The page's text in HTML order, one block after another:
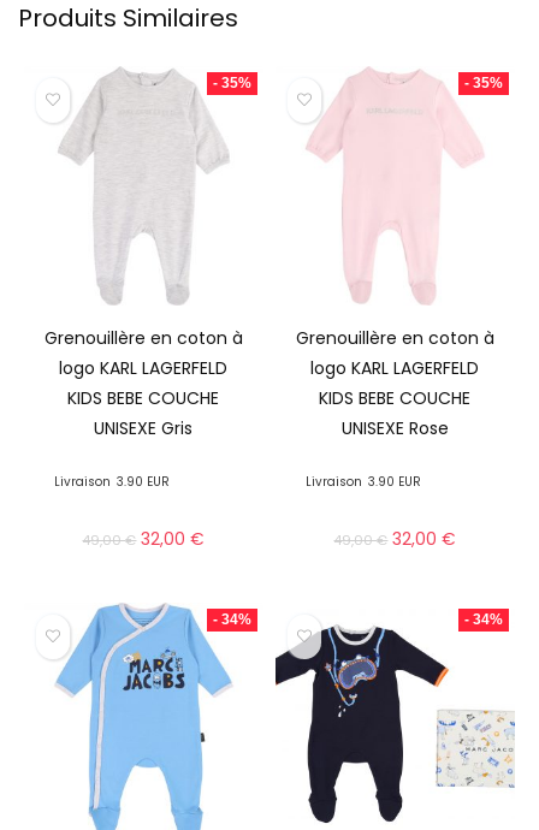
Produits Similaires
- 35%
Grenouillère en coton à
logo KARL LAGERFELD
KIDS BEBE COUCHE
UNISEXE Gris
Livraison 3.90 EUR
49,00€ 32,00€
- 35%
Grenouillère en coton à
logo KARL LAGERFELD
KIDS BEBE COUCHE
UNISEXE Rose
Livraison 3.90 EUR
49,00€ 32,00€
- 34% - 34%